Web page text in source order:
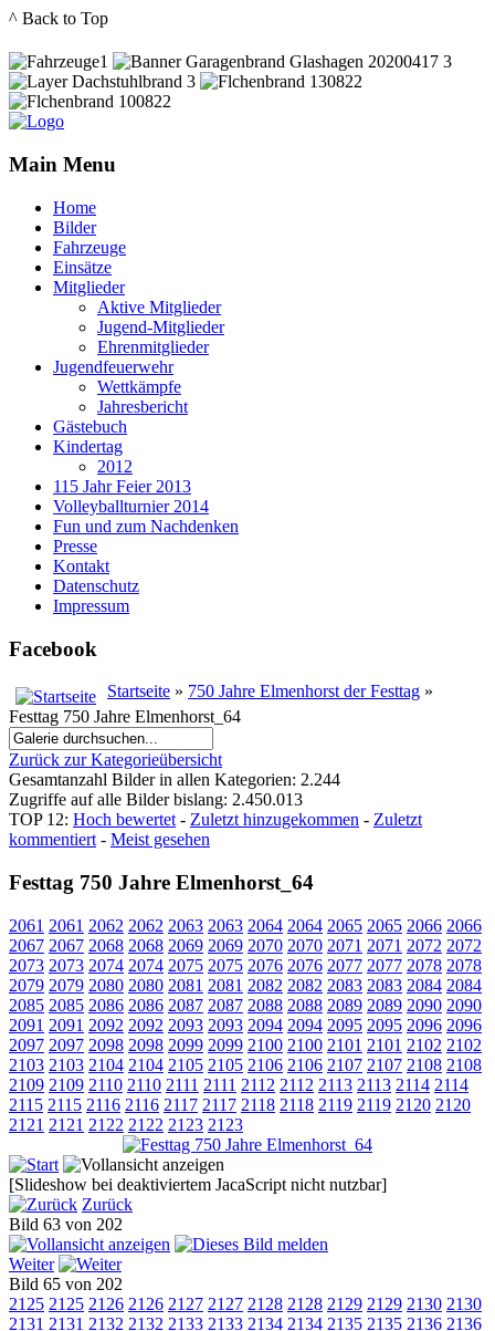
^ Back to Top
Main Menu
Home
Bilder
Fahrzeuge
Einsätze
Mitglieder
Aktive Mitglieder
Jugend-Mitglieder
Ehrenmitglieder
Jugendfeuerwehr
Wettkämpfe
Jahresbericht
Gästebuch
Kindertag
2012
115 Jahr Feier 2013
Volleyballturnier 2014
Fun und zum Nachdenken
Presse
Kontakt
Datenschutz
Impressum
Facebook
Startseite » 750 Jahre Elmenhorst der Festtag »
Festtag 750 Jahre Elmenhorst_64
Zurück zur Kategorieübersicht
Gesamtanzahl Bilder in allen Kategorien: 2.244
Zugriffe auf alle Bilder bislang: 2.450.013
TOP 12: Hoch bewertet - Zuletzt hinzugekommen - Zuletzt
kommentiert - Meist gesehen
Festtag 750 Jahre Elmenhorst_64
2061 2061 2062 2062 2063 2063 2064 2064 2065 2065 2066 2066
2067 2067 2068 2068 2069 2069 2070 2070 2071 2071 2072 2072
2073 2073 2074 2074 2075 2075 2076 2076 2077 2077 2078 2078
2079 2079 2080 2080 2081 2081 2082 2082 2083 2083 2084 2084
2085 2085 2086 2086 2087 2087 2088 2088 2089 2089 2090 2090
2091 2091 2092 2092 2093 2093 2094 2094 2095 2095 2096 2096
2097 2097 2098 2098 2099 2099 2100 2100 2101 2101 2102 2102
2103 2103 2104 2104 2105 2105 2106 2106 2107 2107 2108 2108
2109 2109 2110 2110 2111 2111 2112 2112 2113 2113 2114 2114
2115 2115 2116 2116 2117 2117 2118 2118 2119 2119 2120 2120
2121 2121 2122 2122 2123 2123
[Slideshow bei deaktiviertem JacaScript nicht nutzbar]
Zurück
Bild 63 von 202
Weiter
Bild 65 von 202
2125 2125 2126 2126 2127 2127 2128 2128 2129 2129 2130 2130
2131 2131 2132 2132 2133 2133 2134 2134 2135 2135 2136 2136